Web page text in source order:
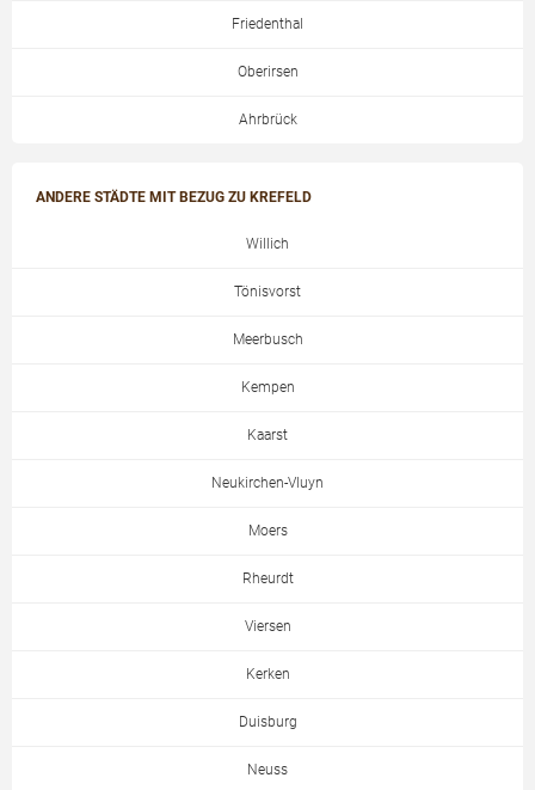
Friedenthal
Oberirsen
Ahrbrück
ANDERE STÄDTE MIT BEZUG ZU KREFELD
Willich
Tönisvorst
Meerbusch
Kempen
Kaarst
Neukirchen-Vluyn
Moers
Rheurdt
Viersen
Kerken
Duisburg
Neuss